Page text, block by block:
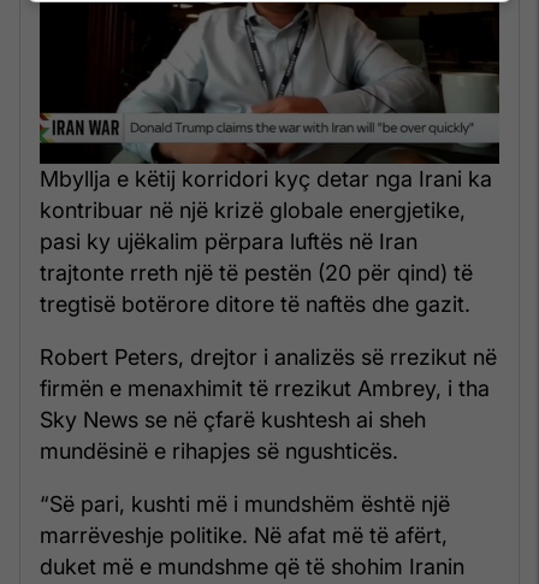
Mbyllja e këtij korridori kyç detar nga Irani ka
kontribuar në një krizë globale energjetike,
pasi ky ujëkalim përpara luftës në Iran
trajtonte rreth një të pestën (20 për qind) të
tregtisë botërore ditore të naftës dhe gazit.
Robert Peters, drejtor i analizës së rrezikut në
firmën e menaxhimit të rrezikut Ambrey, i tha
Sky News se në çfarë kushtesh ai sheh
mundësinë e rihapjes së ngushticës.
“Së pari, kushti më i mundshëm është një
marrëveshje politike. Në afat më të afërt,
duket më e mundshme që të shohim Iranin